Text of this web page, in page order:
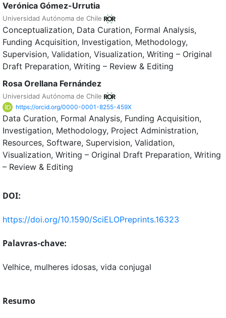
Verónica Gómez-Urrutia
Universidad Autónoma de Chile
Conceptualization Data Curation Formal Analysis
Funding Acquisition Investigation Methodology
Supervision Validation Visualization Writing – Original
Draft Preparation Writing – Review & Editing
Rosa Orellana Fernández
Universidad Autónoma de Chile
https://orcid.org/0000-0001-8255-459X
Data Curation Formal Analysis Funding Acquisition
Investigation Methodology Project Administration
Resources Software Supervision Validation
Visualization Writing – Original Draft Preparation Writing
– Review & Editing
DOI:
https://doi.org/10.1590/SciELOPreprints.16323
Palavras-chave:
Velhice, mulheres idosas, vida conjugal
Resumo